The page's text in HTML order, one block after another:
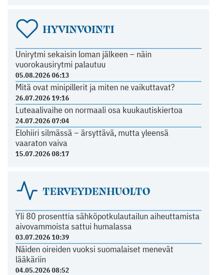
HYVINVOINTI
Unirytmi sekaisin loman jälkeen – näin
vuorokausirytmi palautuu
05.08.2026 06:13
Mitä ovat minipillerit ja miten ne vaikuttavat?
26.07.2026 19:16
Luteaalivaihe on normaali osa kuukautiskiertoa
24.07.2026 07:04
Elohiiri silmässä – ärsyttävä, mutta yleensä
vaaraton vaiva
15.07.2026 08:17
TERVEYDENHUOLTO
Yli 80 prosenttia sähköpotkulautailun aiheuttamista
aivovammoista sattui humalassa
03.07.2026 10:39
Näiden oireiden vuoksi suomalaiset menevät
lääkäriin
04.05.2026 08:52